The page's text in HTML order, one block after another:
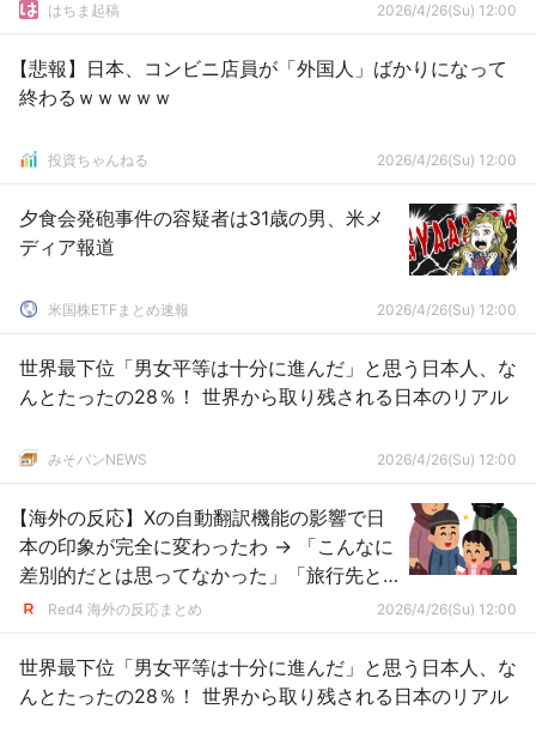
はちま起稿 2026/4/26(Su) 12:00
【悲報】日本、コンビニ店員が「外国人」ばかりになって
終わるｗｗｗｗｗ
投資ちゃんねる 2026/4/26(Su) 12:00
夕食会発砲事件の容疑者は31歳の男、米メ
ディア報道
米国株ETFまとめ速報 2026/4/26(Su) 12:00
世界最下位「男女平等は十分に進んだ」と思う日本人、な
んとたったの28％！ 世界から取り残される日本のリアル
みそパンNEWS 2026/4/26(Su) 12:00
【海外の反応】Xの自動翻訳機能の影響で日
本の印象が完全に変わったわ → 「こんなに
差別的だとは思ってなかった」「旅行先と
しては最高だけど住みたいとは思えない国
Red4 海外の反応まとめ 2026/4/26(Su) 12:00
世界最下位「男女平等は十分に進んだ」と思う日本人、な
んとたったの28％！ 世界から取り残される日本のリアル